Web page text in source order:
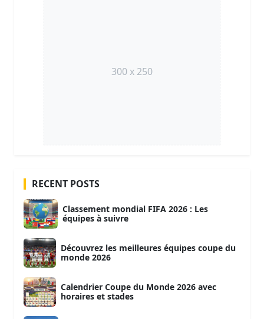
300 x 250
RECENT POSTS
Classement mondial FIFA 2026 : Les
équipes à suivre
Découvrez les meilleures équipes coupe du
monde 2026
Calendrier Coupe du Monde 2026 avec
horaires et stades